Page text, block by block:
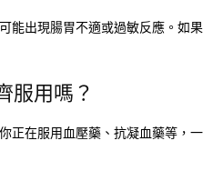
能出現腸胃不適或過敏反應。如果
服用嗎？
正在服用血壓藥、抗凝血藥等，一